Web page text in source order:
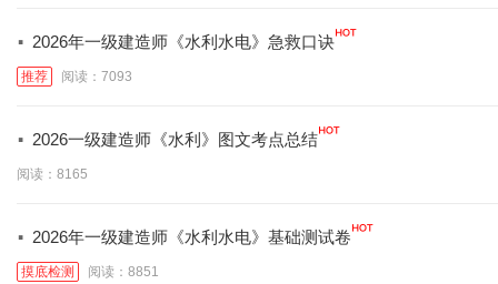
· 2026年一级建造师《水利水电》急救口诀
推荐 阅读：7093
· 2026一级建造师《水利》图文考点总结
阅读：8165
· 2026年一级建造师《水利水电》基础测试卷
摸底检测 阅读：8851